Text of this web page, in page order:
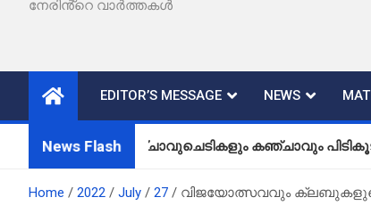
നേരിൻ്റെ വാർത്തകൾ
EDITOR’S MESSAGE NEWS
News Flash
കഞ്ചാവുചെടികളും കഞ്ചാവും പിടികൂടി
Home 2022 July 27 വിജയോത്സവവും